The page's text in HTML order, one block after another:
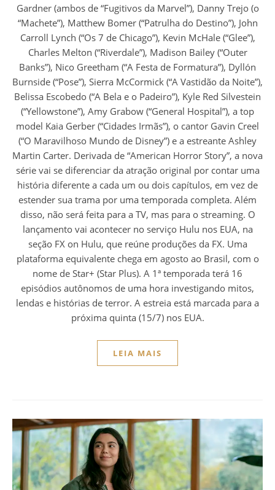
Gardner (ambos de “Fugitivos da Marvel”), Danny Trejo (o
“Machete”), Matthew Bomer (“Patrulha do Destino”), John
Carroll Lynch (“Os 7 de Chicago”), Kevin McHale (“Glee”),
Charles Melton (“Riverdale”), Madison Bailey (“Outer
Banks”), Nico Greetham (“A Festa de Formatura”), Dyllón
Burnside (“Pose”), Sierra McCormick (“A Vastidão da Noite”),
Belissa Escobedo (“A Bela e o Padeiro”), Kyle Red Silvestein
(“Yellowstone”), Amy Grabow (“General Hospital”), a top
model Kaia Gerber (“Cidades Irmãs”), o cantor Gavin Creel
(“O Maravilhoso Mundo de Disney”) e a estreante Ashley
Martin Carter. Derivada de “American Horror Story”, a nova
série vai se diferenciar da atração original por contar uma
história diferente a cada um ou dois capítulos, em vez de
estender sua trama por uma temporada completa. Além
disso, não será feita para a TV, mas para o streaming. O
lançamento vai acontecer no serviço Hulu nos EUA, na
seção FX on Hulu, que reúne produções da FX. Uma
plataforma equivalente chega em agosto ao Brasil, com o
nome de Star+ (Star Plus). A 1ª temporada terá 16
episódios autônomos de uma hora investigando mitos,
lendas e histórias de terror. A estreia está marcada para a
próxima quinta (15/7) nos EUA.
LEIA MAIS